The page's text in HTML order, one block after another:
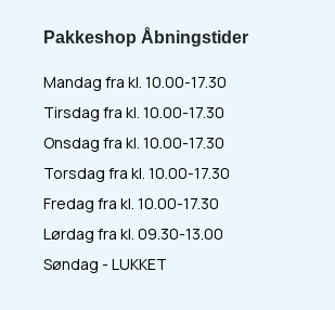
Pakkeshop Åbningstider
Mandag fra kl. 10.00-17.30
Tirsdag fra kl. 10.00-17.30
Onsdag fra kl. 10.00-17.30
Torsdag fra kl. 10.00-17.30
Fredag fra kl. 10.00-17.30
Lørdag fra kl. 09.30-13.00
Søndag - LUKKET